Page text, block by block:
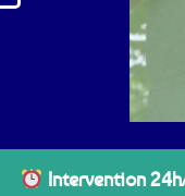
Intervention